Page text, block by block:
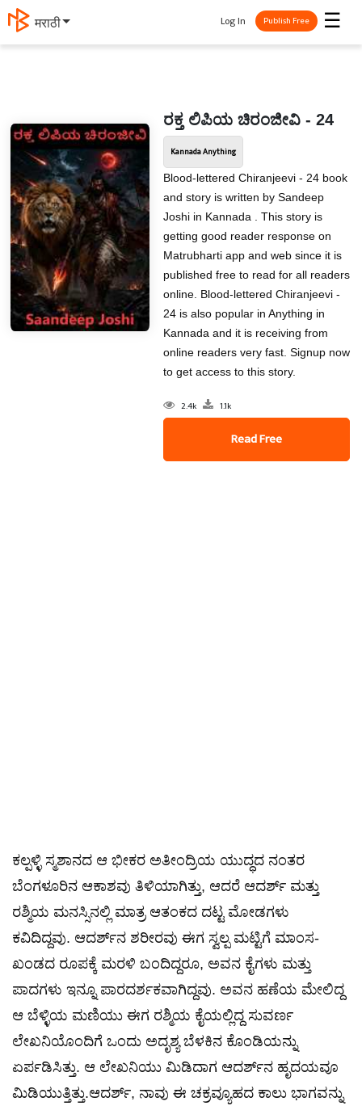
मराठी ☰
Log In Publish Free
ರಕ್ತ ಲಿಪಿಯ ಚಿರಂಜೀವಿ - 24
Kannada Anything
Blood-lettered Chiranjeevi - 24 book
and story is written by Sandeep
Joshi in Kannada . This story is
getting good reader response on
Matrubharti app and web since it is
published free to read for all readers
online. Blood-lettered Chiranjeevi -
24 is also popular in Anything in
Kannada and it is receiving from
online readers very fast. Signup now
to get access to this story.
2.4k 1.1k
Read Free
ಕಲ್ಪಳ್ಳಿ ಸ್ಮಶಾನದ ಆ ಭೀಕರ ಅತೀಂದ್ರಿಯ ಯುದ್ಧದ ನಂತರ
ಬೆಂಗಳೂರಿನ ಆಕಾಶವು ತಿಳಿಯಾಗಿತ್ತು, ಆದರೆ ಆದರ್ಶ್ ಮತ್ತು
ರಶ್ಮಿಯ ಮನಸ್ಸಿನಲ್ಲಿ ಮಾತ್ರ ಆತಂಕದ ದಟ್ಟ ಮೋಡಗಳು
ಕವಿದಿದ್ದವು. ಆದರ್ಶ್‌ನ ಶರೀರವು ಈಗ ಸ್ವಲ್ಪ ಮಟ್ಟಿಗೆ ಮಾಂಸ-
ಖಂಡದ ರೂಪಕ್ಕೆ ಮರಳಿ ಬಂದಿದ್ದರೂ, ಅವನ ಕೈಗಳು ಮತ್ತು
ಪಾದಗಳು ಇನ್ನೂ ಪಾರದರ್ಶಕವಾಗಿದ್ದವು. ಅವನ ಹಣೆಯ ಮೇಲಿದ್ದ
ಆ ಬೆಳ್ಳಿಯ ಮಣಿಯು ಈಗ ರಶ್ಮಿಯ ಕೈಯಲ್ಲಿದ್ದ ಸುವರ್ಣ
ಲೇಖನಿಯೊಂದಿಗೆ ಒಂದು ಅದೃಶ್ಯ ಬೆಳಕಿನ ಕೊಂಡಿಯನ್ನು
ಏರ್ಪಡಿಸಿತ್ತು. ಆ ಲೇಖನಿಯು ಮಿಡಿದಾಗ ಆದರ್ಶ್‌ನ ಹೃದಯವೂ
ಮಿಡಿಯುತ್ತಿತ್ತು.ಆದರ್ಶ್, ನಾವು ಈ ಚಕ್ರವ್ಯೂಹದ ಕಾಲು ಭಾಗವನ್ನು